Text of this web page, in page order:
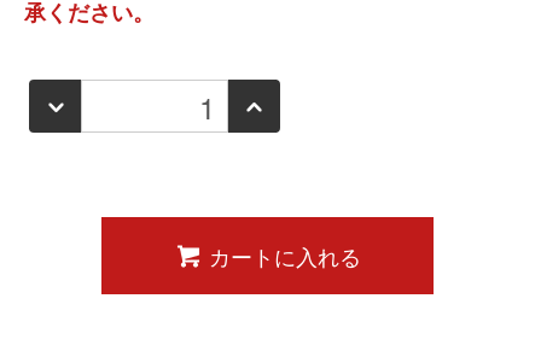
承ください。
カートに入れる